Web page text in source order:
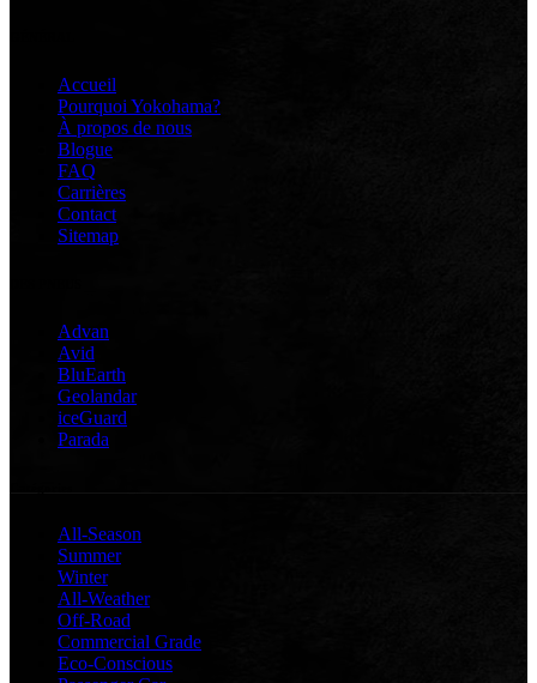
Accueil
Pourquoi Yokohama?
À propos de nous
Blogue
FAQ
Carrières
Contact
Sitemap
Advan
Avid
BluEarth
Geolandar
iceGuard
Parada
All-Season
Summer
Winter
All-Weather
Off-Road
Commercial Grade
Eco-Conscious